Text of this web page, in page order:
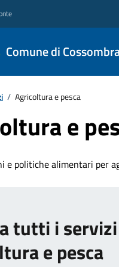
Comune di
/ Agricoltura e pesca
e
e politiche alimentari per
tutti i
e pesca